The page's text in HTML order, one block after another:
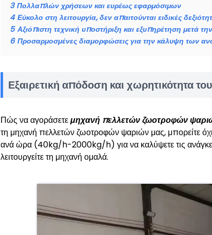
3 Πολλαπλών χρήσεων και ευρέως εφαρμόσιμων
4 Εύκολο στη λειτουργία, δεν απαιτούνται ειδικές
5 Αξιόπιστη τεχνική υποστήριξη και εξυπηρέτηση μετά
6 Προσαρμοσμένες διαμορφώσεις για την κάλυψη των
Εξαιρετική απόδοση και χωρητικότητα
Πώς να αγοράσετεμηχανή πελλετών ζωοτροφών
τη μηχανή πελλετών ζωοτροφών ψαριών μας, μπορείτε
ανά ώρα (40kg/h-2000kg/h) για να καλύψετε τις ανάγκες
λειτουργείτε τη μηχανή ομαλά.